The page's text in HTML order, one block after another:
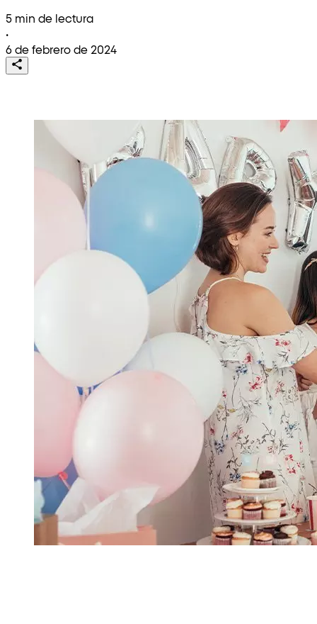
5 min de lectura
•
6 de febrero de 2024